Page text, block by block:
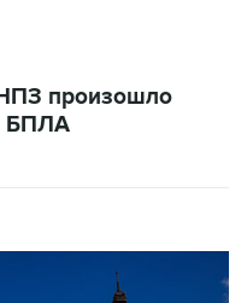
произошло
БПЛА